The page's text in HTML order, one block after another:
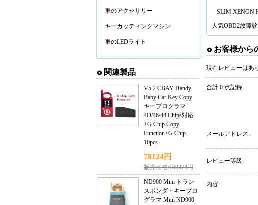
車のアクセサリー
キーカッティングマシン
車のLEDライト
関連製品
V5.2 CBAY Handy
Baby Car Key Copy
キープログラマ
4D/46/48 Chips対応
+G Chip Copy
Function+G Chip
10pcs
78124円
販売価格:109374円
ND900 Mini トラン
スポンダ・キープロ
グラマ Mini ND900
SLIM XENON
人気OBD2故障
お客様から
現在レビューはあ
合計 0 点記録
メールアドレス:
レビュー等級:
内容: